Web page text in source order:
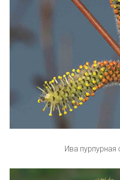
Ива пурпурная